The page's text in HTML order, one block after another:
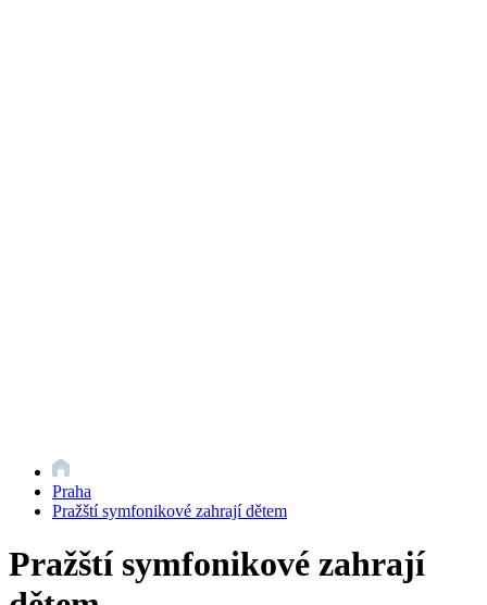
Praha
Pražští symfonikové zahrají dětem
Pražští symfonikové zahrají